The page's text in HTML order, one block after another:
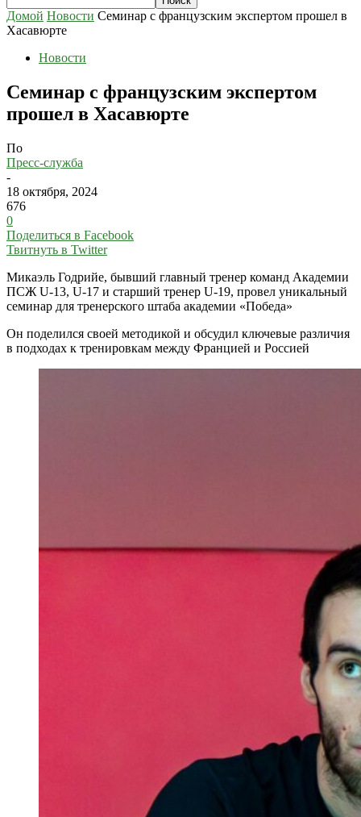
Домой Новости Семинар с французским экспертом прошел в
Хасавюрте
Новости
Семинар с французским экспертом
прошел в Хасавюрте
По
Пресс-служба
-
18 октября, 2024
676
0
Поделиться в Facebook
Твитнуть в Twitter
Микаэль Годрийе, бывший главный тренер команд Академии
ПСЖ U-13, U-17 и старший тренер U-19, провел уникальный
семинар для тренерского штаба академии «Победа»
Он поделился своей методикой и обсудил ключевые различия
в подходах к тренировкам между Францией и Россией